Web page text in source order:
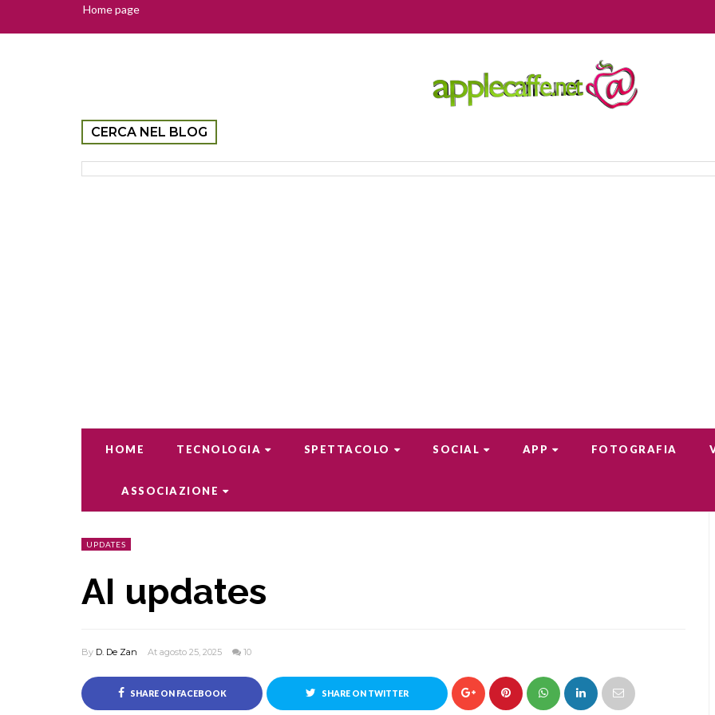
Home page
CERCA NEL BLOG
HOME TECNOLOGIA SPETTACOLO SOCIAL APP FOTOGRAFIA
ASSOCIAZIONE
UPDATES
AI updates
By D. De Zan At agosto 25, 2025 10
SHARE ON FACEBOOK SHARE ON TWITTER